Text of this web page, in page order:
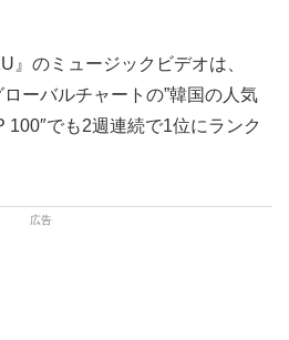
』のミュージックビデオは、
ーバルチャートの”韓国の人気
100″でも2週連続で1位にランク